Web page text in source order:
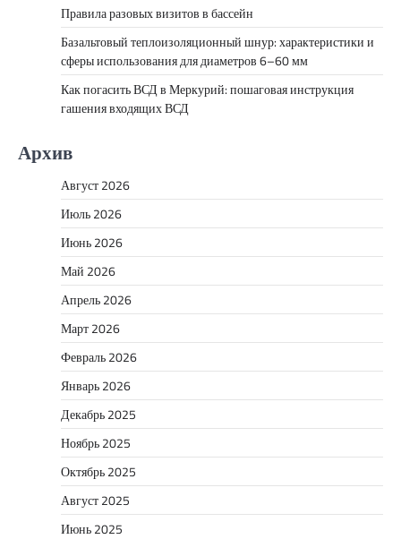
Правила разовых визитов в бассейн
Базальтовый теплоизоляционный шнур: характеристики и
сферы использования для диаметров 6–60 мм
Как погасить ВСД в Меркурий: пошаговая инструкция
гашения входящих ВСД
Архив
Август 2026
Июль 2026
Июнь 2026
Май 2026
Апрель 2026
Март 2026
Февраль 2026
Январь 2026
Декабрь 2025
Ноябрь 2025
Октябрь 2025
Август 2025
Июнь 2025